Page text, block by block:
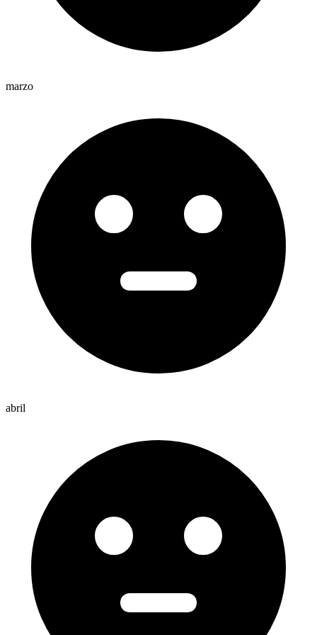
marzo
abril